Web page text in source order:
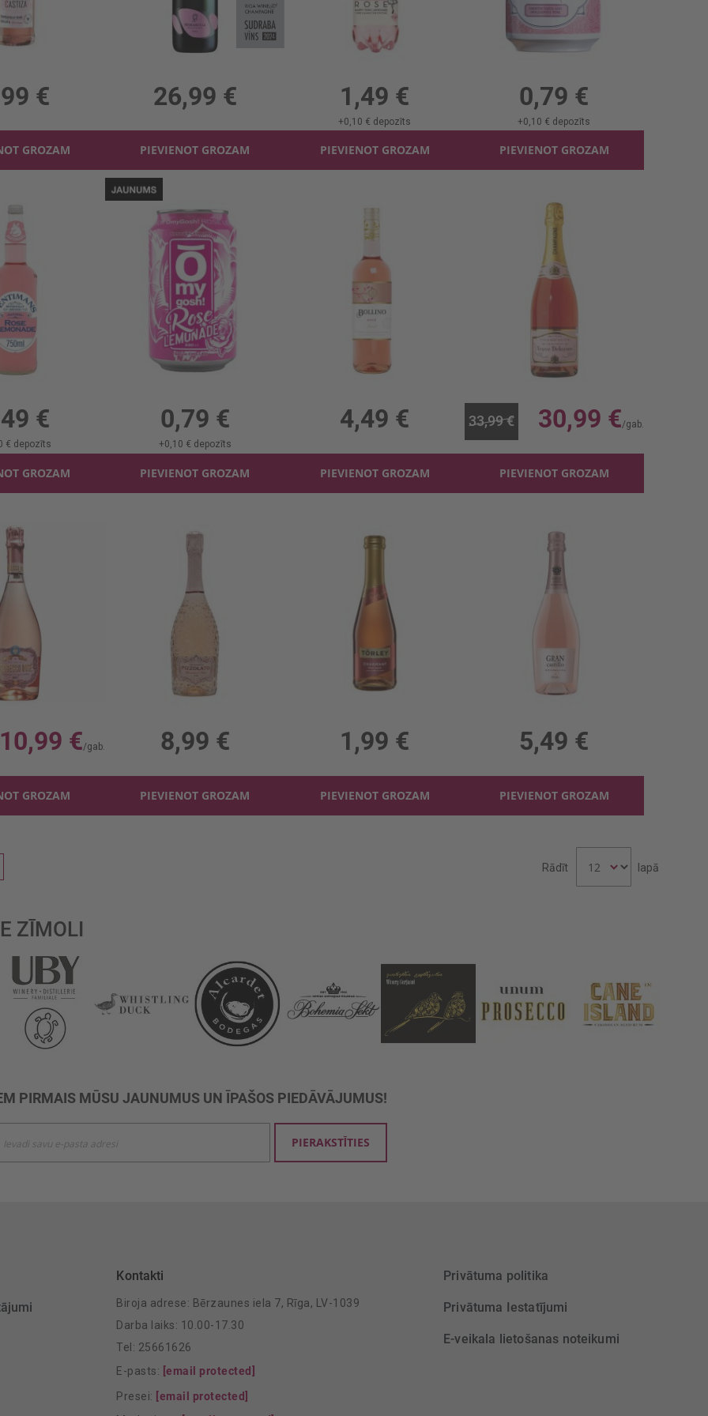
€
GROZAM
Dzirkst.vīns Mirabella Rose 12.5%
26,99 €
PIEVIENOT GROZAM
Limonāde Orn Craft Rose
1,49 €
+0,10 € depozīts
PIEVIENOT GROZAM
Limonāde Johnny Bloom's Rose
0,79 €
+0,10 € depozīts
PIEVIENOT GROZAM
€
€ depozīts
GROZAM
Limonāde OhMyGosh Rose
0,79 €
+0,10 € depozīts
PIEVIENOT GROZAM
Rozā vīns Bollino Rose 10%
4,49 €
PIEVIENOT GROZAM
33,99 € 30,99 €
PIEVIENOT GROZAM
10,99 €
GROZAM
8,99 €
PIEVIENOT GROZAM
1,99 €
PIEVIENOT GROZAM
Dzirkst.vīns Gran Castillo Rose 6%
5,49 €
PIEVIENOT GROZAM
page Rādīt lapā
ZĪMOLI
PIRMAIS MŪSU JAUNUMUS UN ĪPAŠOS PIEDĀVĀJUMUS!
PIERAKSTĪTIES
Kontakti
Biroja adrese: Bērzaunes iela 7, Rīga, LV-1039
Darba laiks: 10.00-17.30
Tel: 25661626
E-pasts: [email protected]
Presei: [email protected]
Privātuma politika
Privātuma Iestatījumi
E-veikala lietošanas noteikumi